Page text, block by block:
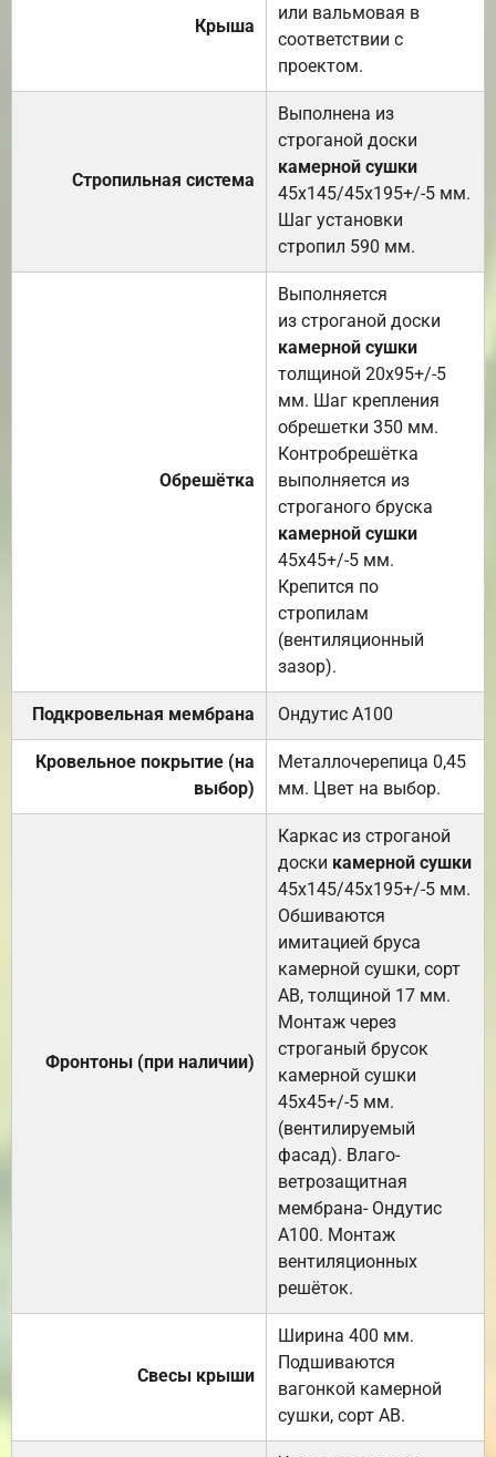
Крыша
или вальмовая в
соответствии с
проектом.
Стропильная система
Выполнена из
строганой доски
камерной сушки
45х145/45х195+/-5 мм.
Шаг установки
стропил 590 мм.
Обрешётка
Выполняется
из строганой доски
камерной сушки
толщиной 20х95+/-5
мм. Шаг крепления
обрешетки 350 мм.
Контробрешётка
выполняется из
строганого бруска
камерной сушки
45х45+/-5 мм.
Крепится по
стропилам
(вентиляционный
зазор).
Подкровельная мембрана Ондутис А100
Кровельное покрытие (на
выбор)
Металлочерепица 0,45
мм. Цвет на выбор.
Фронтоны (при наличии)
Каркас из строганой
доски камерной сушки
45х145/45х195+/-5 мм.
Обшиваются
имитацией бруса
камерной сушки, сорт
АВ, толщиной 17 мм.
Монтаж через
строганый брусок
камерной сушки
45х45+/-5 мм.
(вентилируемый
фасад). Влаго-
ветрозащитная
мембрана- Ондутис
А100. Монтаж
вентиляционных
решёток.
Свесы крыши
Ширина 400 мм.
Подшиваются
вагонкой камерной
сушки, сорт АВ.